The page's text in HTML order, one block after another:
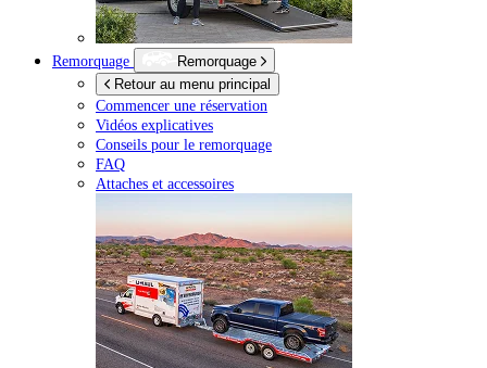
Remorquage
Remorquage
Retour au menu principal
Commencer une réservation
Vidéos explicatives
Conseils pour le remorquage
FAQ
Attaches et accessoires